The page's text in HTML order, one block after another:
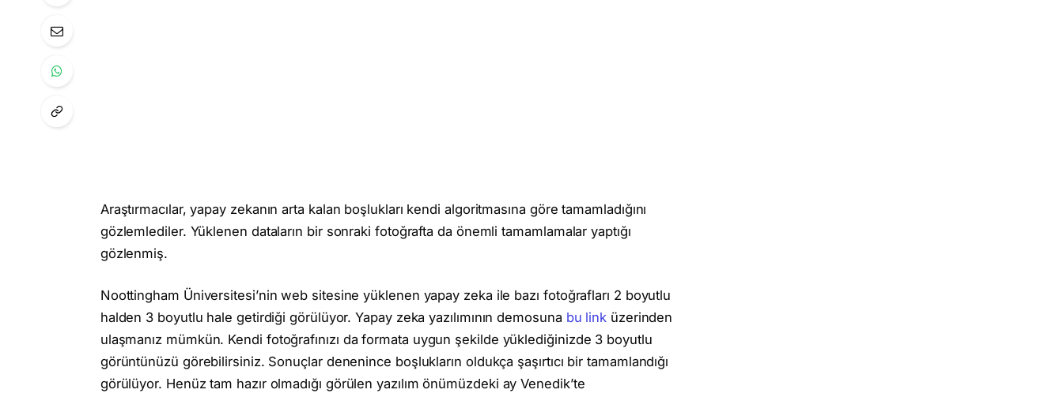
Araştırmacılar, yapay zekanın arta kalan boşlukları kendi algoritmasına göre tamamladığını
gözlemlediler. Yüklenen dataların bir sonraki fotoğrafta da önemli tamamlamalar yaptığı
gözlenmiş.
Noottingham Üniversitesi’nin web sitesine yüklenen yapay zeka ile bazı fotoğrafları 2 boyutlu
halden 3 boyutlu hale getirdiği görülüyor. Yapay zeka yazılımının demosuna bu link üzerinden
ulaşmanız mümkün. Kendi fotoğrafınızı da formata uygun şekilde yüklediğinizde 3 boyutlu
görüntünüzü görebilirsiniz. Sonuçlar denenince boşlukların oldukça şaşırtıcı bir tamamlandığı
görülüyor. Henüz tam hazır olmadığı görülen yazılım önümüzdeki ay Venedik’te